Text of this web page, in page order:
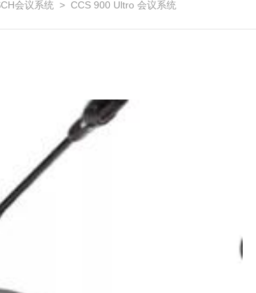
会议系统 CCS 900 Ultro 会议系统